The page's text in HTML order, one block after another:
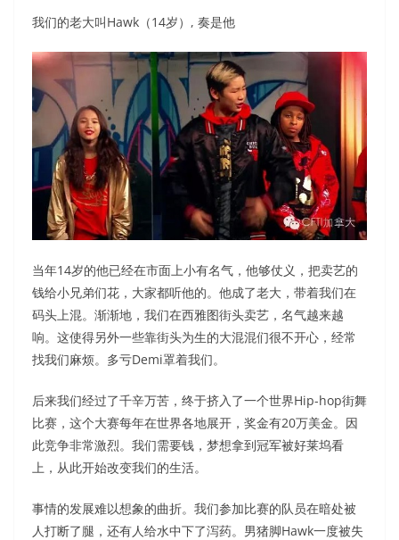
我们的老大叫Hawk（14岁）, 奏是他
当年14岁的他已经在市面上小有名气，他够仗义，把卖艺的
钱给小兄弟们花，大家都听他的。他成了老大，带着我们在
码头上混。渐渐地，我们在西雅图街头卖艺，名气越来越
响。这使得另外一些靠街头为生的大混混们很不开心，经常
找我们麻烦。多亏Demi罩着我们。
后来我们经过了千辛万苦，终于挤入了一个世界Hip-hop街舞
比赛，这个大赛每年在世界各地展开，奖金有20万美金。因
此竞争非常激烈。我们需要钱，梦想拿到冠军被好莱坞看
上，从此开始改变我们的生活。
事情的发展难以想象的曲折。我们参加比赛的队员在暗处被
人打断了腿，还有人给水中下了泻药。男猪脚Hawk一度被失